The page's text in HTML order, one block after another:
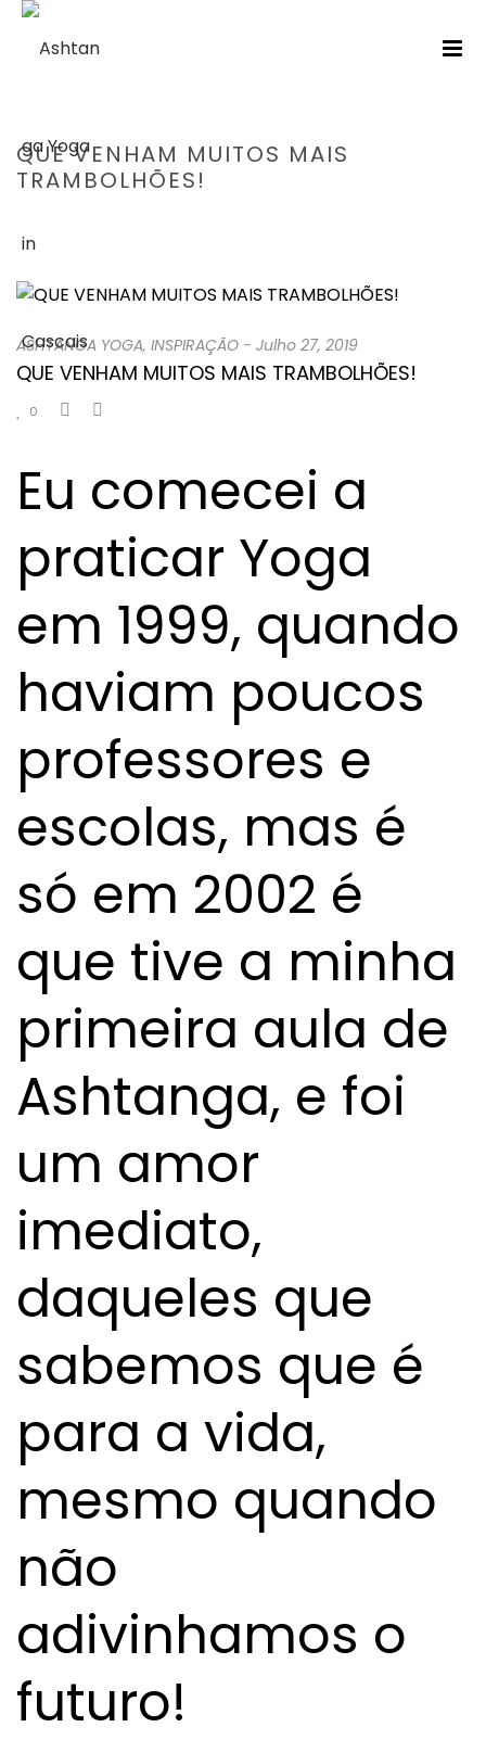
QUE VENHAM MUITOS MAIS
TRAMBOLHÕES!
ASHTANGA YOGA, INSPIRAÇÃO - Julho 27, 2019
QUE VENHAM MUITOS MAIS TRAMBOLHÕES!
0
Eu comecei a
praticar Yoga
em 1999, quando
haviam poucos
professores e
escolas, mas é
só em 2002 é
que tive a minha
primeira aula de
Ashtanga, e foi
um amor
imediato,
daqueles que
sabemos que é
para a vida,
mesmo quando
não
adivinhamos o
futuro!